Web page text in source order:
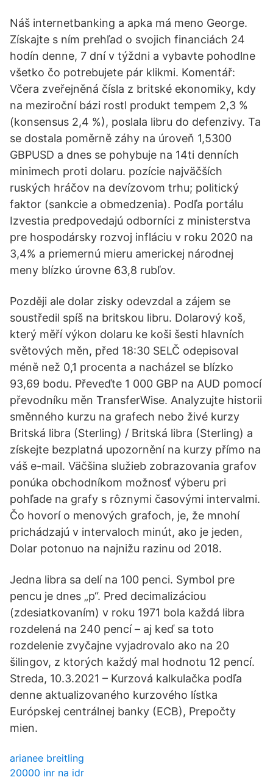
Náš internetbanking a apka má meno George.
Získajte s ním prehľad o svojich financiách 24
hodín denne, 7 dní v týždni a vybavte pohodlne
všetko čo potrebujete pár klikmi. Komentář:
Včera zveřejněná čísla z britské ekonomiky, kdy
na meziroční bázi rostl produkt tempem 2,3 %
(konsensus 2,4 %), poslala libru do defenzivy. Ta
se dostala poměrně záhy na úroveň 1,5300
GBPUSD a dnes se pohybuje na 14ti denních
minimech proti dolaru. pozície najväčších
ruských hráčov na devízovom trhu; politický
faktor (sankcie a obmedzenia). Podľa portálu
Izvestia predpovedajú odborníci z ministerstva
pre hospodársky rozvoj infláciu v roku 2020 na
3,4% a priemernú mieru americkej národnej
meny blízko úrovne 63,8 rubľov.
Později ale dolar zisky odevzdal a zájem se
soustředil spíš na britskou libru. Dolarový koš,
který měří výkon dolaru ke koši šesti hlavních
světových měn, před 18:30 SELČ odepisoval
méně než 0,1 procenta a nacházel se blízko
93,69 bodu. Převeďte 1 000 GBP na AUD pomocí
převodníku měn TransferWise. Analyzujte historii
směnného kurzu na grafech nebo živé kurzy
Britská libra (Sterling) / Britská libra (Sterling) a
získejte bezplatná upozornění na kurzy přímo na
váš e-mail. Väčšina služieb zobrazovania grafov
ponúka obchodníkom možnosť výberu pri
pohľade na grafy s rôznymi časovými intervalmi.
Čo hovorí o menových grafoch, je, že mnohí
prichádzajú v intervaloch minút, ako je jeden,
Dolar potonuo na najnižu razinu od 2018.
Jedna libra sa delí na 100 penci. Symbol pre
pencu je dnes „p“. Pred decimalizáciou
(zdesiatkovaním) v roku 1971 bola každá libra
rozdelená na 240 pencí – aj keď sa toto
rozdelenie zvyčajne vyjadrovalo ako na 20
šilingov, z ktorých každý mal hodnotu 12 pencí.
Streda, 10.3.2021 – Kurzová kalkulačka podľa
denne aktualizovaného kurzového lístka
Európskej centrálnej banky (ECB), Prepočty
mien.
arianee breitling
20000 inr na idr